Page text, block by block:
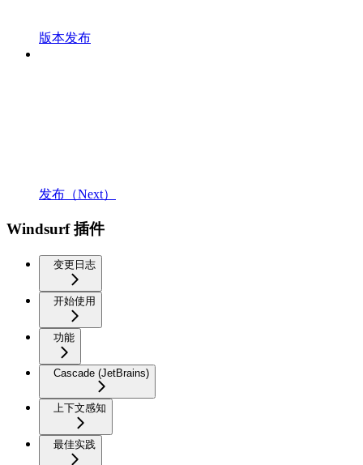
版本发布
发布（Next）
Windsurf 插件
变更日志
开始使用
功能
Cascade (JetBrains)
上下文感知
最佳实践